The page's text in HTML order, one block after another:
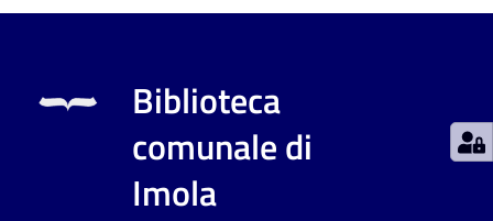
Catalogo
Biblioteca
comunale di
Imola